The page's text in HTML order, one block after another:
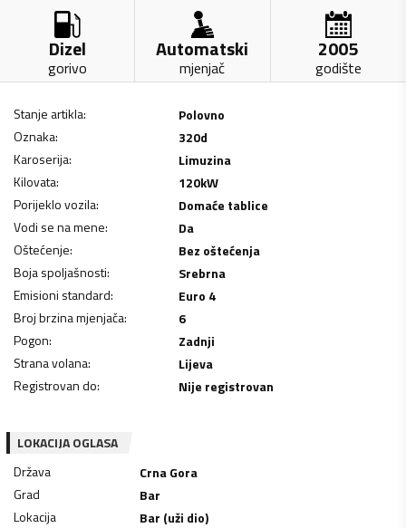
Dizel
gorivo
Automatski
mjenjač
2005
godište
Stanje artikla:
Polovno
Oznaka:
320d
Karoserija:
Limuzina
Kilovata: 120kW
Porijeklo vozila:
Domaće tablice
Vodi se na mene:
Da
Oštećenje:
Bez oštećenja
Boja spoljašnosti:
Srebrna
Emisioni standard:
Euro 4
Broj brzina mjenjača:
6
Pogon:
Zadnji
Strana volana:
Lijeva
Registrovan do: Nije registrovan
LOKACIJA OGLASA
Država
Crna Gora
Grad
Bar
Lokacija
Bar (uži dio)